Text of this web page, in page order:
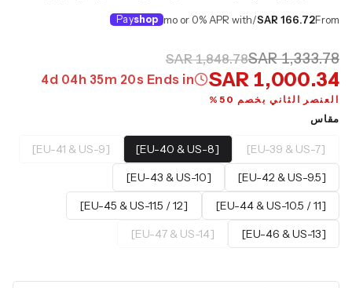
From
SAR 166.72
/mo or 0% APR with
shop
Pay
SAR 1,333.78
SAR 1,848.78
SAR 1,000.34
Ends in
4d 04h 35m 19s
العنصر الثاني بخصم 50%
مقاس
[EU-39 & US-7]
[EU-40 & US-8]
[EU-41 & US-9]
[EU-42 & US-9.5]
[EU-43 & US-10]
[EU-44 & US-10.5 / 11]
[EU-45 & US-11.5 / 12]
[EU-46 & US-13]
[EU-47 & US-14]